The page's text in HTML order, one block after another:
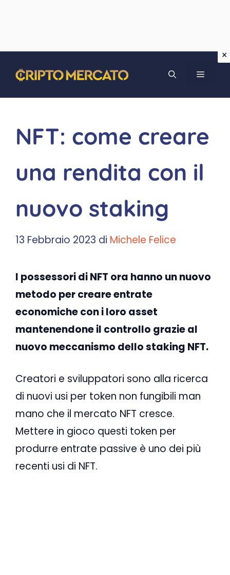
contenuto
MENU
NFT: come creare
una rendita con il
nuovo staking
13 Febbraio 2023 di Michele Felice
I possessori di NFT ora hanno un nuovo
metodo per creare entrate
economiche con i loro asset
mantenendone il controllo grazie al
nuovo meccanismo dello staking NFT.
Creatori e sviluppatori sono alla ricerca
di nuovi usi per token non fungibili man
mano che il mercato NFT cresce.
Mettere in gioco questi token per
produrre entrate passive è uno dei più
recenti usi di NFT.